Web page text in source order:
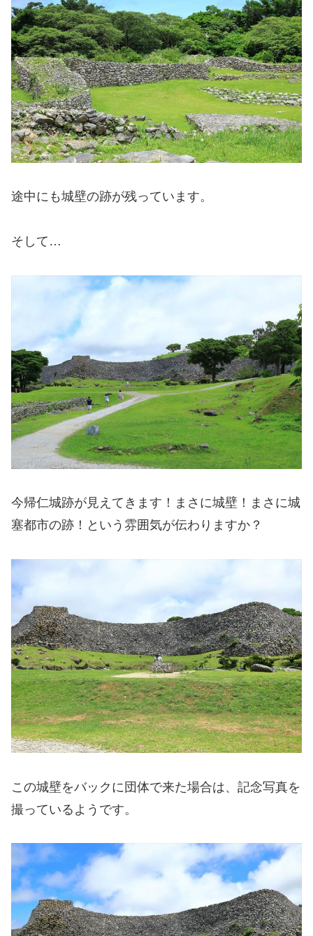
途中にも城壁の跡が残っています。
そして…
今帰仁城跡が見えてきます！まさに城壁！まさに城
塞都市の跡！という雰囲気が伝わりますか？
この城壁をバックに団体で来た場合は、記念写真を
撮っているようです。